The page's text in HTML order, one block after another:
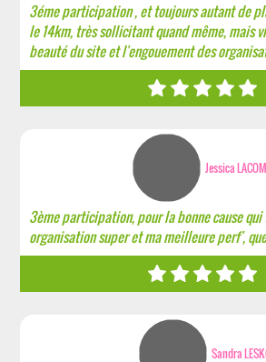
3éme participation , et toujours autant de
le 14km, très sollicitant quand même, mais
beauté du site et l'engouement des
Jessica
3ème participation, pour la bonne cause qui
organisation super et ma meilleure perf',
Sandra